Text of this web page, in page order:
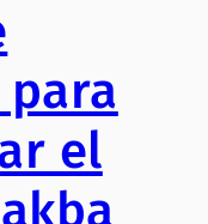
el